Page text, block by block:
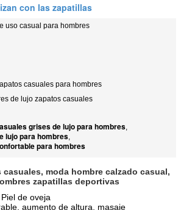
con las zapatillas
uso casual para hombres
casuales para hombres
de lujo zapatos casuales
grises de lujo para hombres,
lujo para hombres,
para hombres
moda hombre calzado casual,
zapatillas deportivas
de oveja
aumento de altura, masaje